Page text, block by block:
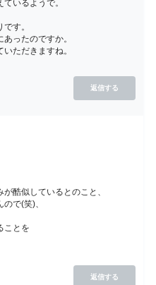
いるようで。
す。
ったのですか。
ただきますね。
返信する
酷似しているとのこと、
で(笑)、
ことを
返信する